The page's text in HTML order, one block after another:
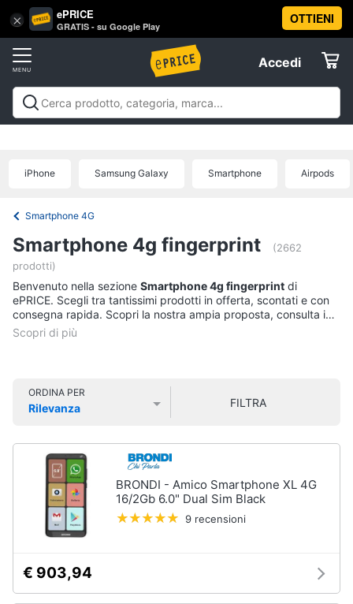
× ePRICE
GRATIS - su Google Play
OTTIENI
Accedi
Accedi
Registrati
Offerte
Tv
e
Home
Cinema
Audio
musica
Clima
Arredo
Vai
al
Telefonia
Smartphone
Samsung
iPhone
iPhone
Pro
Max
iPhone
17
Pro
Tecnologia
indossare
Smartwatch
Watch
Series
10
iPhone Samsung Galaxy Smartphone Airpods
Smartphone 4G
Smartphone 4g fingerprint
(2662
prodotti)
Benvenuto nella sezione Smartphone 4g fingerprint di
ePRICE. Scegli tra tantissimi prodotti in offerta, scontati e con
consegna rapida. Scopri la nostra ampia proposta, consulta i
prezzi e acquista comodamente online.
ORDINA PER
Rilevanza
FILTRA
BRONDI - Amico Smartphone XL 4G
16/2Gb 6.0" Dual Sim Black
9 recensioni
€ 903,94